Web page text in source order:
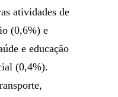
atividades de
(0,6%) e
e educação
(0,4%).